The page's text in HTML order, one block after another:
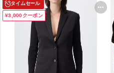
タイムセール
¥3,000クーポン